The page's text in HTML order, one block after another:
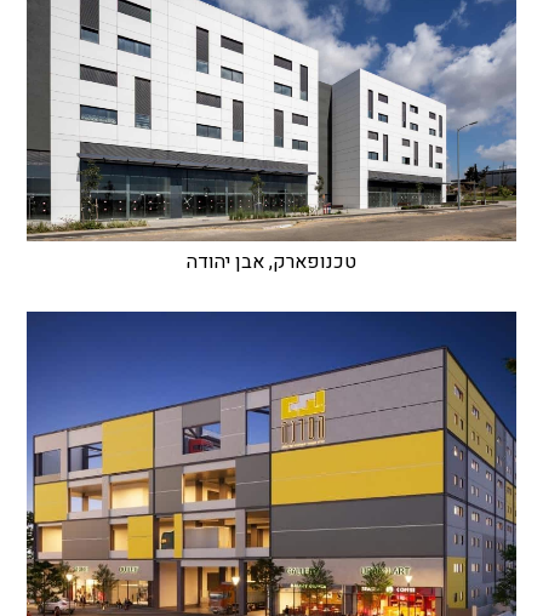
טכנופארק, אבן יהודה